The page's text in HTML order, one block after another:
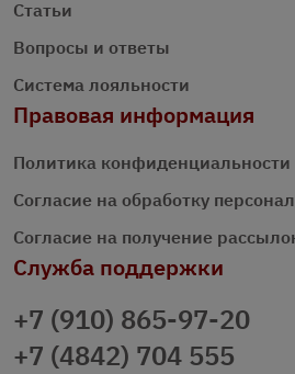
Статьи
Вопросы и ответы
Система лояльности
Правовая информация
Политика конфиденциальности
Согласие на обработку
Согласие на получение
Служба поддержки
+7 (910) 865-97-20
+7 (4842) 704 555